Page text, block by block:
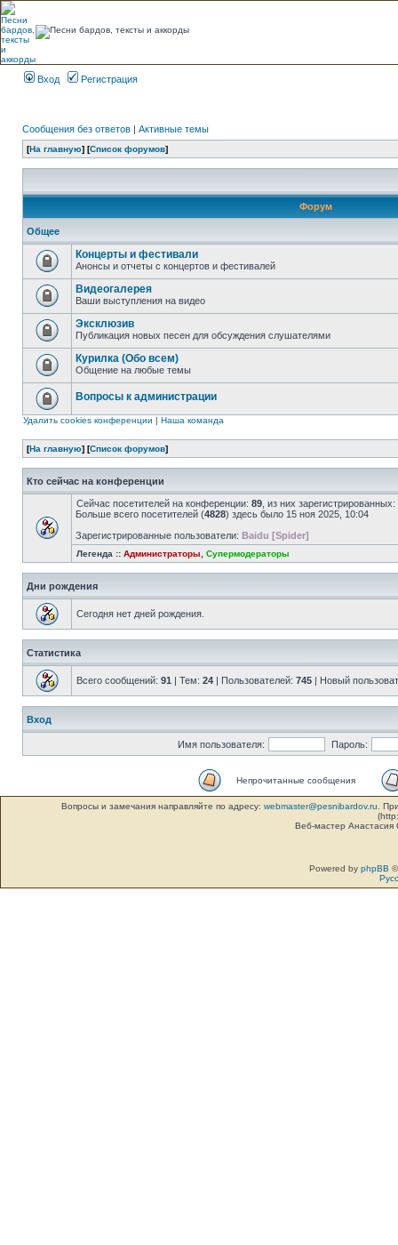
Вход Регистрация
Сообщения без ответов | Активные темы
[На главную] [Список форумов]
Форум
Общее
Концерты и фестивали
Анонсы и отчеты с концертов и фестивалей
Видеогалерея
Ваши выступления на видео
Эксклюзив
Публикация новых песен для обсуждения слушателями
Курилка (Обо всем)
Общение на любые темы
Вопросы к администрации
Удалить cookies конференции | Наша команда
[На главную] [Список форумов]
Кто сейчас на конференции
Сейчас посетителей на конференции: 89 , из них
Больше всего посетителей (4828) здесь было 15 ноя 2025, 10:04
Зарегистрированные пользователи: Baidu [Spider]
Легенда :: Администраторы Супермодераторы
Дни рождения
Сегодня нет дней рождения.
Статистика
Всего сообщений: 91 | Тем: 24 | Пользователей: 745 | Новый
Вход
Имя пользователя: Пароль:
Непрочитанные сообщения
Вопросы и замечания направляйте по адресу: webmaster@pesnibardov.ru .
Веб-мастер
Powered by phpBB